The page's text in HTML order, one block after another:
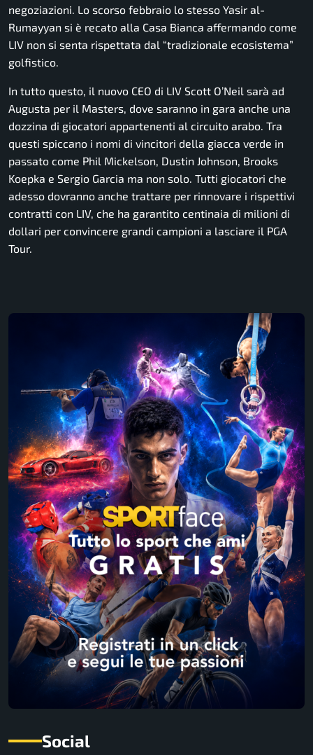
negoziazioni. Lo scorso febbraio lo stesso Yasir al-
Rumayyan si è recato alla Casa Bianca affermando come
LIV non si senta rispettata dal “tradizionale ecosistema”
golfistico.
In tutto questo, il nuovo CEO di LIV Scott O’Neil sarà ad
Augusta per il Masters, dove saranno in gara anche una
dozzina di giocatori appartenenti al circuito arabo. Tra
questi spiccano i nomi di vincitori della giacca verde in
passato come Phil Mickelson, Dustin Johnson, Brooks
Koepka e Sergio Garcia ma non solo. Tutti giocatori che
adesso dovranno anche trattare per rinnovare i rispettivi
contratti con LIV, che ha garantito centinaia di milioni di
dollari per convincere grandi campioni a lasciare il PGA
Tour.
Social